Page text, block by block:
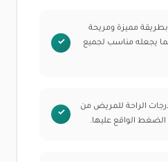
مميزة ومريحة
يجعله مناسب لجميع
الراحة للمريض من
الواقع عليها.